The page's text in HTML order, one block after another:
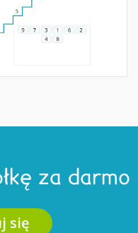
za darmo
się